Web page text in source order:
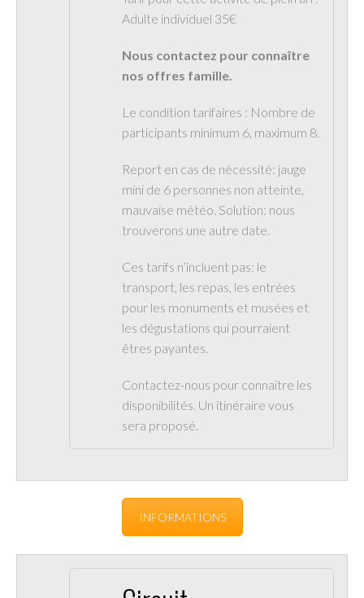
Adulte individuel 35€
Nous contactez pour connaître
nos offres famille.
Le condition tarifaires : Nombre de
participants minimum 6, maximum 8.
Report en cas de nécessité: jauge
mini de 6 personnes non atteinte,
mauvaise météo. Solution: nous
trouverons une autre date.
Ces tarifs n’incluent pas: le
transport, les repas, les entrées
pour les monuments et musées et
les dégustations qui pourraient
êtres payantes.
Contactez-nous pour connaitre les
disponibilités. Un itinéraire vous
sera proposé.
INFORMATIONS